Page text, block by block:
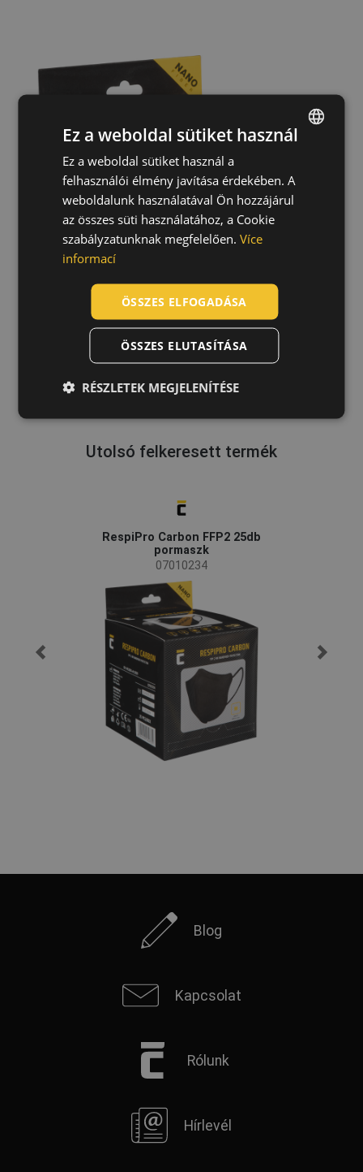
Utolsó felkeresett termék
RespiPro Carbon FFP2 25db
pormaszk
07010234
Blog
Kapcsolat
Rólunk
Hírlevél
CZECH
HUNGARIAN
SLOVAK
GERMAN
Ez a weboldal sütiket használ
Ez a weboldal sütiket használ a
felhasználói élmény javítása érdekében. A
weboldalunk használatával Ön hozzájárul
az összes süti használatához, a Cookie
szabályzatunknak megfelelően. Více
informací
ÖSSZES ELFOGADÁSA
ÖSSZES ELUTASÍTÁSA
RÉSZLETEK MEGJELENÍTÉSE